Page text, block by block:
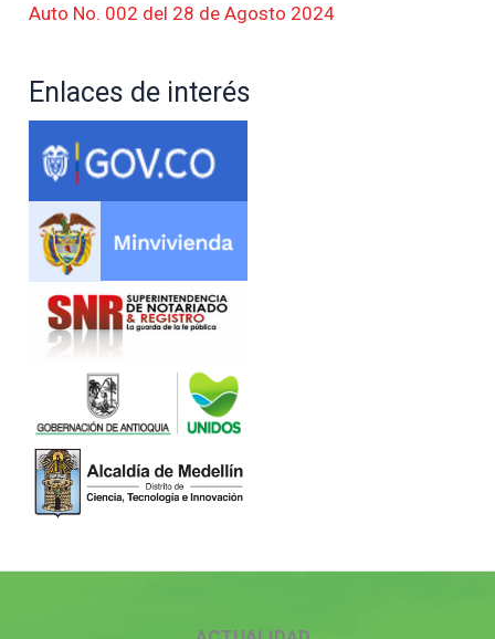
Auto No. 002 del 28 de Agosto 2024
Enlaces de interés